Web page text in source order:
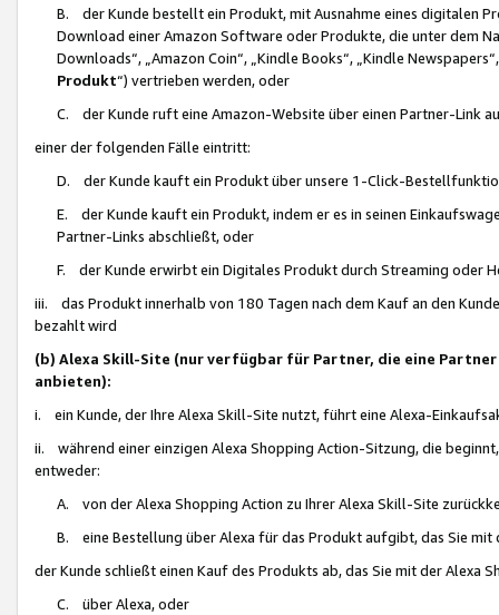
B. der Kunde bestellt ein Produkt, mit Ausnahme eines digitalen
Download einer Amazon Software oder Produkte, die unter dem
Downloads“, „Amazon Coin“, „Kindle Books“, „Kindle
Produkt“) vertrieben werden, oder
C. der Kunde ruft eine Amazon-Website über einen Partner-Link
einer der folgenden Fälle eintritt:
D. der Kunde kauft ein Produkt über unsere 1-Click-
E. der Kunde kauft ein Produkt, indem er es in seinen
Partner-Links abschließt, oder
F. der Kunde erwirbt ein Digitales Produkt durch Streaming oder
iii. das Produkt innerhalb von 180 Tagen nach dem Kauf an den
bezahlt wird
(b) Alexa Skill-Site (nur verfügbar für Partner, die eine
anbieten):
i. ein Kunde, der Ihre Alexa Skill-Site nutzt, führt eine Alexa-
ii. während einer einzigen Alexa Shopping Action-Sitzung, die
entweder:
A. von der Alexa Shopping Action zu Ihrer Alexa Skill-Site
B. eine Bestellung über Alexa für das Produkt aufgibt, das Sie mit
der Kunde schließt einen Kauf des Produkts ab, das Sie mit der Alexa
C. über Alexa, oder